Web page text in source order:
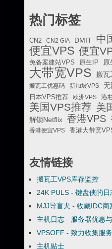
热门标签
CN2 CN2 GIA DMIT 中
便宜VPS 便宜
免备案建站VPS 原生IP 原
大带宽VPS 搬瓦
搬瓦工优惠码
新加坡VPS 无
日本VPS推荐 欧洲VPS 洛
美国VPS推荐 美
解锁Netflix 香港VPS
香港便宜VPS 香港大带宽
友情链接
搬瓦工VPS库存监控
24K PULS - 键盘侠的日
MJJ导盲犬 - 收藏IDC商
主机日志 - 服务器优惠
VPSOFF - 致力收集服
主机贴士